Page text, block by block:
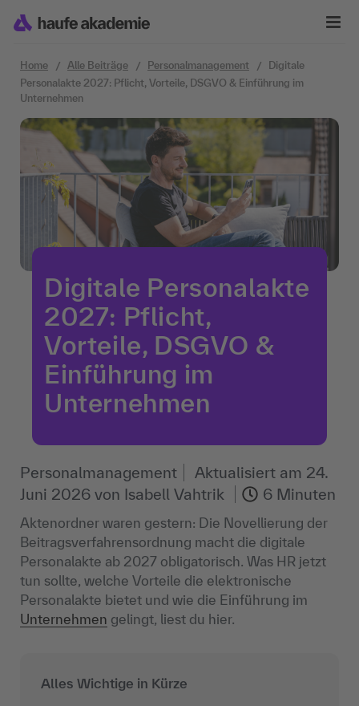
Home Alle Beiträge Personalmanagement
Digitale
Personalakte 2027: Pflicht, Vorteile, DSGVO & Einführung im
Unternehmen
Digitale Personalakte
2027: Pflicht,
Vorteile, DSGVO &
Einführung im
Unternehmen
Personalmanagement Aktualisiert am 24.
Juni 2026 von Isabell Vahtrik 6 Minuten
Aktenordner waren gestern: Die Novellierung der
Beitragsverfahrensordnung macht die digitale
Personalakte ab 2027 obligatorisch. Was HR jetzt
tun sollte, welche Vorteile die elektronische
Personalakte bietet und wie die Einführung im
Unternehmen gelingt, liest du hier.
Alles Wichtige in Kürze